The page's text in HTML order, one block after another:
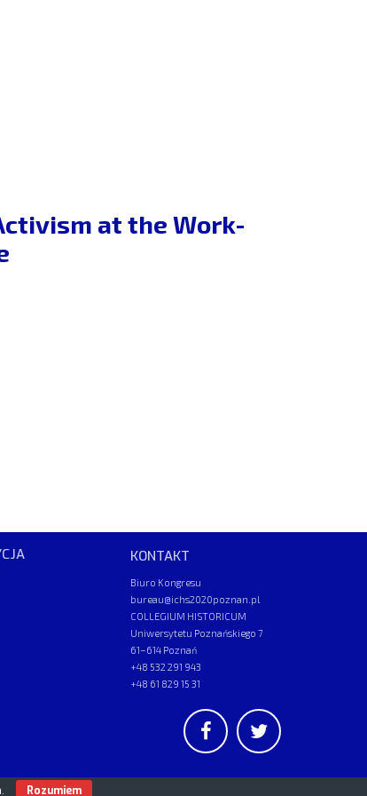
at the Work-
KONTAKT
Biuro Kongresu
bureau@ichs2020poznan.pl
COLLEGIUM HISTORICUM
Uniwersytetu Poznańskiego 7
61–614 Poznań
+48 532 291 943
+48 61 829 15 31
Rozumiem